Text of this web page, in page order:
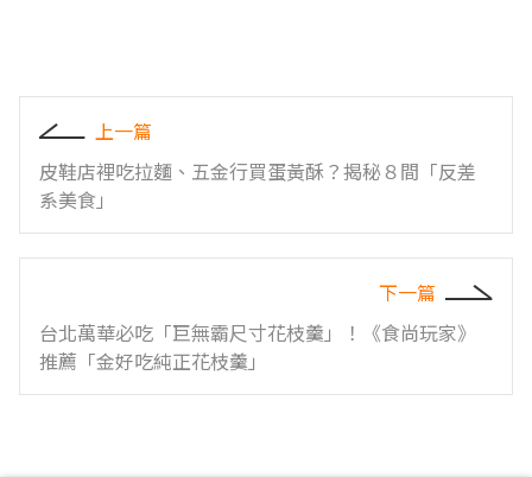
上一篇
皮鞋店裡吃拉麵、五金行買蛋黃酥？揭秘８間「反差
系美食」
下一篇
台北萬華必吃「巨無霸尺寸花枝羹」！《食尚玩家》
推薦「金好吃純正花枝羹」